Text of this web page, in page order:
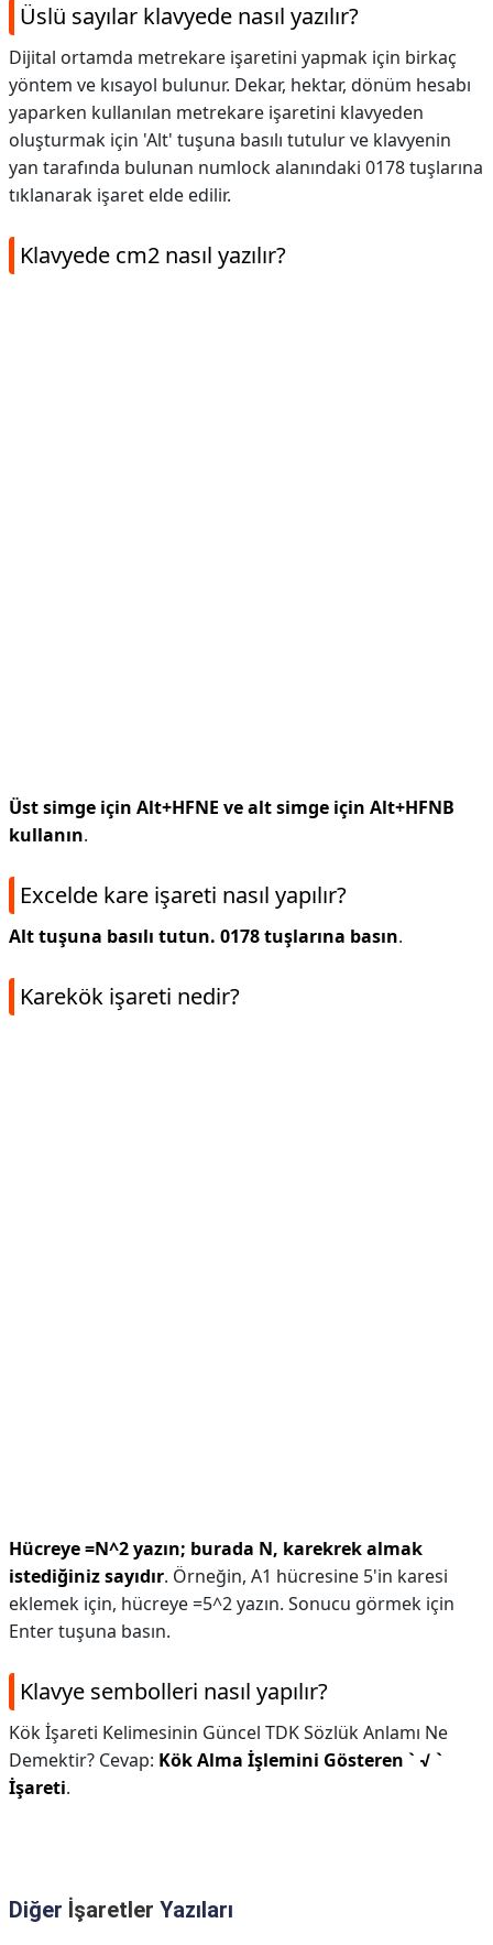
Üslü sayılar klavyede nasıl yazılır?
Dijital ortamda metrekare işaretini yapmak için birkaç
yöntem ve kısayol bulunur. Dekar, hektar, dönüm hesabı
yaparken kullanılan metrekare işaretini klavyeden
oluşturmak için 'Alt' tuşuna basılı tutulur ve klavyenin
yan tarafında bulunan numlock alanındaki 0178 tuşlarına
tıklanarak işaret elde edilir.
Klavyede cm2 nasıl yazılır?
Üst simge için Alt+HFNE ve alt simge için Alt+HFNB
kullanın.
Excelde kare işareti nasıl yapılır?
Alt tuşuna basılı tutun. 0178 tuşlarına basın.
Karekök işareti nedir?
Hücreye =N^2 yazın; burada N, karekrek almak
istediğiniz sayıdır. Örneğin, A1 hücresine 5'in karesi
eklemek için, hücreye =5^2 yazın. Sonucu görmek için
Enter tuşuna basın.
Klavye sembolleri nasıl yapılır?
Kök İşareti Kelimesinin Güncel TDK Sözlük Anlamı Ne
Demektir? Cevap: Kök Alma İşlemini Gösteren ` √ `
İşareti.
Diğer İşaretler Yazıları